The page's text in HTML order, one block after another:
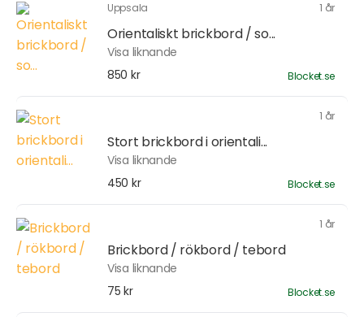
Uppsala 1 år
Orientaliskt brickbord / so...
Visa liknande
850 kr
Blocket.se
1 år
Stort brickbord i orientali...
Visa liknande
450 kr
Blocket.se
1 år
Brickbord / rökbord / tebord
Visa liknande
75 kr
Blocket.se